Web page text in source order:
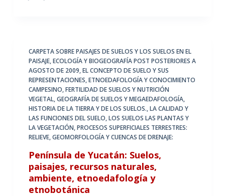
CARPETA SOBRE PAISAJES DE SUELOS Y LOS SUELOS EN EL
PAISAJE,ECOLOGÍA Y BIOGEOGRAFÍA POST POSTERIORES A
AGOSTO DE 2009,EL CONCEPTO DE SUELO Y SUS
REPRESENTACIONES,ETNOEDAFOLOGÍA Y CONOCIMIENTO
CAMPESINO,FERTILIDAD DE SUELOS Y NUTRICIÓN
VEGETAL,GEOGRAFÍA DE SUELOS Y MEGAEDAFOLOGÍA,
HISTORIA DE LA TIERRA Y DE LOS SUELOS.,LA CALIDAD Y
LAS FUNCIONES DEL SUELO,LOS SUELOS LAS PLANTAS Y
LA VEGETACIÓN,PROCESOS SUPERFICIALES TERRESTRES:
RELIEVE, GEOMORFOLOGÍA Y CUENCAS DE DRENAJE:
Península de Yucatán: Suelos,
paisajes, recursos naturales,
ambiente, etnoedafología y
etnobotánica